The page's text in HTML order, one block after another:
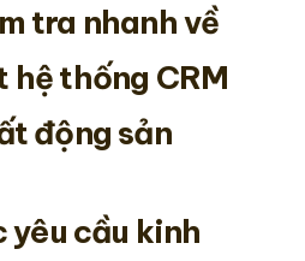
tra nhanh về
hệ thống CRM
động sản
yêu cầu kinh